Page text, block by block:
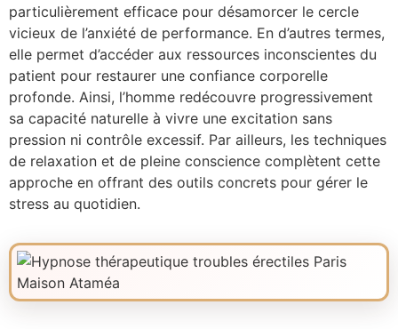
particulièrement efficace pour désamorcer le cercle
vicieux de l’anxiété de performance. En d’autres termes,
elle permet d’accéder aux ressources inconscientes du
patient pour restaurer une confiance corporelle
profonde. Ainsi, l’homme redécouvre progressivement
sa capacité naturelle à vivre une excitation sans
pression ni contrôle excessif. Par ailleurs, les techniques
de relaxation et de pleine conscience complètent cette
approche en offrant des outils concrets pour gérer le
stress au quotidien.